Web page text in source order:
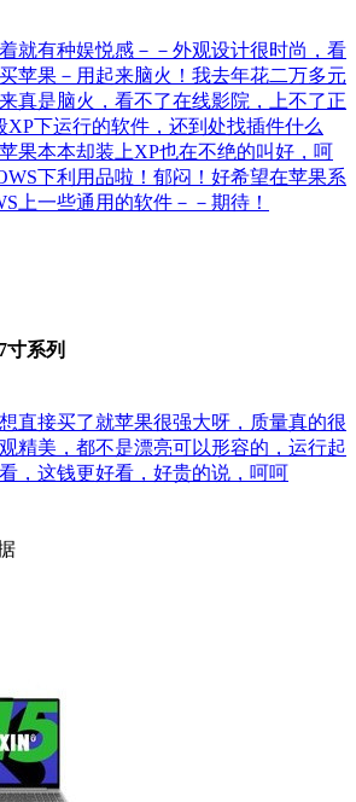
就有种娱悦感－－外观设计很时尚，看
苹果－用起来脑火！我去年花二万多元
真是脑火，看不了在线影院，上不了正
XP下运行的软件，还到处找插件什么
果本本却装上XP也在不绝的叫好，呵
下利用品啦！郁闷！好希望在苹果系
上一些通用的软件－－期待！
寸系列
直接买了就苹果很强大呀，质量真的很
精美，都不是漂亮可以形容的，运行起
，这钱更好看，好贵的说，呵呵